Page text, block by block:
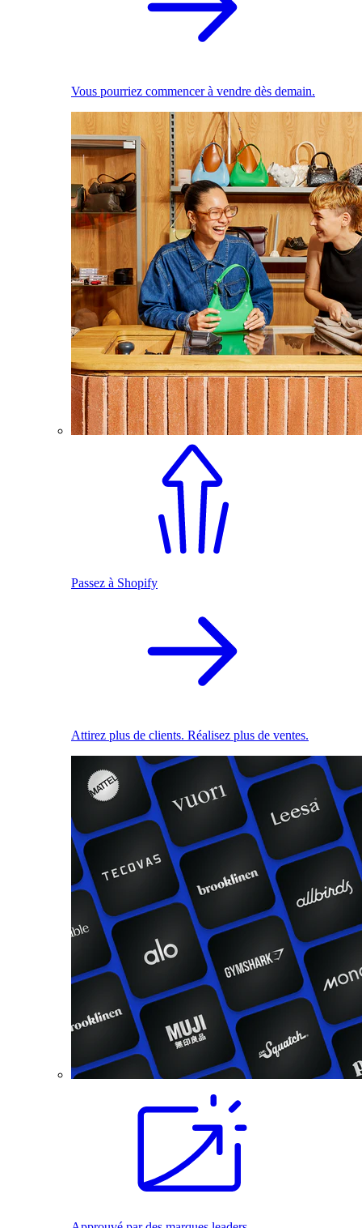
Vous pourriez commencer à vendre dès demain.
Passez à Shopify
Attirez plus de clients. Réalisez plus de ventes.